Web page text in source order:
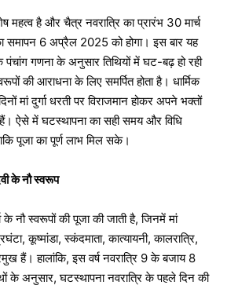
महत्व है और चैत्र नवरात्रि का प्रारंभ 30 मार्च
समापन 6 अप्रैल 2025 को होगा। इस बार यह
पंचांग गणना के अनुसार तिथियों में घट-बढ़ हो रही
की आराधना के लिए समर्पित होता है। धार्मिक
मां दुर्गा धरती पर विराजमान होकर अपने भक्तों
हैं। ऐसे में घटस्थापना का सही समय और विधि
पूजा का पूर्ण लाभ मिल सके।
के नौ स्वरूप
के नौ स्वरूपों की पूजा की जाती है, जिनमें मां
कूष्मांडा, स्कंदमाता, कात्यायनी, कालरात्रि,
हैं। हालांकि, इस वर्ष नवरात्रि 9 के बजाय 8
के अनुसार, घटस्थापना नवरात्रि के पहले दिन की